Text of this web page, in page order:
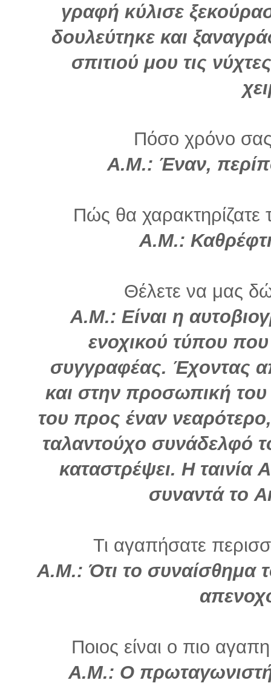
γραφή κύλισε
δουλεύτηκε και
σπιτιού μου τις
Πόσο χρόνο
Α.Μ.: Έναν,
Πώς θα χαρακτηρίζατε
Α.Μ.:
Θέλετε να μας
Α.Μ.: Είναι η
ενοχικού τύπου που
συγγραφέας. Έχοντας
και στην προσωπική του
του προς έναν
ταλαντούχο συνάδελφό
καταστρέψει. Η
συναντά το
Τι αγαπήσατε
Α.Μ.: Ότι το συναίσθημα
Ποιος είναι ο πιο
Α.Μ.: Ο